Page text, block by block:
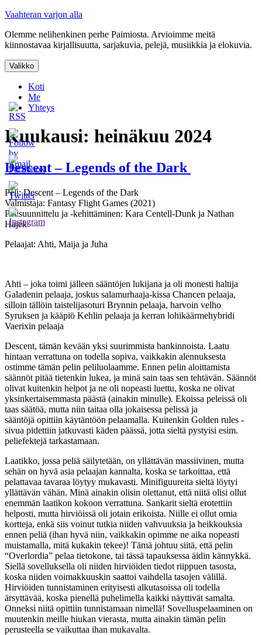
Siirry
Vaahteran varjon alla
Olemme nelihenkinen perhe Paimiosta. Arvioimme meitä
kiinnostavaa kirjallisuutta, sarjakuvia, pelejä, musiikkia ja elokuvia.
Valikko
Koti
Me
Yhteys
Kuukausi: heinäkuu 2024
Descent – Legends of the Dark
Peli: Descent – Legends of the Dark
Valmistaja: Fantasy Flight Games (2021)
Pelisuunnittelu ja -kehittäminen: Kara Centell-Dunk ja Nathan
Hajek
Pelaajat: Ahti, Maija ja Juha
Ahti – joka toimi jälleen sääntöjen lukijana ja oli monesti haltija
Galadenin pelaaja, joskus salamurhaaja-kissa Chancen pelaaja,
silloin tällöin taistelijasoturi Brynnin pelaaja, harvoin velho
Syruksen ja kääpiö Kehlin pelaaja ja kerran lohikäärmehybridi
Vaerixin pelaaja
Descent, tämän kevään yksi suurimmista hankinnoista. Laatu
hintaan verrattuna on todella sopiva, vaikkakin alennuksesta
ostimme tämän pelin peliluolaamme. Ennen pelin aloittamista
säännöt pitää tietenkin lukea, ja minä sain taas sen tehtävän. Säännöt
olivat kuitenkin helpot ja ne oli nopeasti luettu, koska ne olivat
yksinkertaisemmasta päästä (ainakin minulle). Ekoissa peleissä oli
taas säätöä, mutta niin taitaa olla jokaisessa pelissä ja
sääntöjä opittiin käytäntöön pelaamalla. Kuitenkin Golden rules -
sivua pidettiin jatkuvasti käden päässä, jotta sieltä pystyisi esim.
peliefektejä tarkastamaan.
Laatikko, jossa peliä säilytetään, on yllättävän massiivinen, mutta
sehän on hyvä asia pelaajan kannalta, koska se tarkoittaa, että
pelattavaa tavaraa löytyy mukavasti. Minifiguureita sieltä löytyi
yllättävän vähän. Minä ainakin olisin olettanut, että niitä olisi ollut
enemmän laatikon kokoon verrattuna. Sankarit sieltä erotettiin
helposti, mutta hirviöissä oli jotain erikoista. Niille ei ollut omia
kortteja, enkä siis voinut tutkia niiden vahvuuksia ja heikkouksia
ennen peliä (ihan hyvä niin, vaikkakin opimme ne aika nopeasti
muistamalla, mitä kukakin tekee)! Tämä johtuu siitä, että pelin
“Overlordia” pelaa tietokone, tai tässä tapauksessa äidin kännykkä.
Siellä sovelluksella oli niiden hirviöiden tiedot riippuen tasosta,
koska niiden voimakkuuskin saattoi vaihdella tasojen välillä.
Hirviöiden tunnistaminen erityisesti alkutasoissa oli todella
ärsyttävää, koska pienellä puhelimella kaikki näyttivät samalta.
Onneksi niitä opittiin tunnistamaan nimellä! Sovelluspelaaminen on
muutenkin meille hiukan vierasta, mutta ainakin tämän pelin
perusteella se vaikuttaa ihan mukavalta.